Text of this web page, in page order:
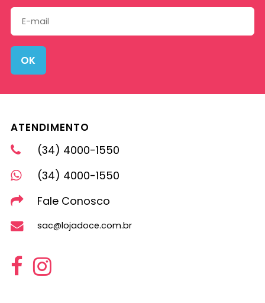
OK
ATENDIMENTO
(34) 4000-1550
(34) 4000-1550
Fale Conosco
sac@lojadoce.com.br